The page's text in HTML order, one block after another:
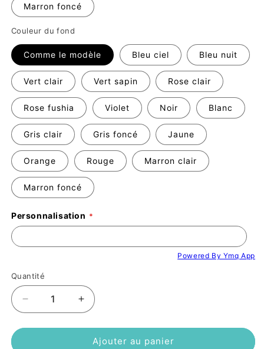
Marron foncé
Couleur du fond
Comme le modèle Bleu ciel Bleu nuit
Vert clair Vert sapin Rose clair
Rose fushia Violet Noir Blanc
Gris clair Gris foncé Jaune
Orange Rouge Marron clair
Marron foncé
Personnalisation
Powered By Ymq App
Quantité
Réduire
la
quantité
Augmenter
la
quantité
Ajouter au panier